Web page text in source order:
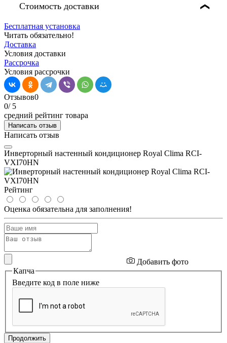
Стоимость доставки ❯
Бесплатная установка
Читать обязательно!
Доставка
Условия доставки
Рассрочка
Условия рассрочки
Отзывов0
0/ 5
средний рейтинг товара
Написать отзыв
Написать отзыв
Инверторный настенный кондиционер Royal Clima RCI-
VXI70HN
Рейтинг
Оценка обязательна для заполнения!
Добавить фото
Капча
Введите код в поле ниже
Продолжить